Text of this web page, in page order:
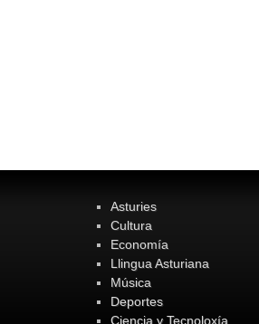
Asturies
Cultura
Economía
Llingua Asturiana
Música
Deportes
Ciencia y Tecnoloxía